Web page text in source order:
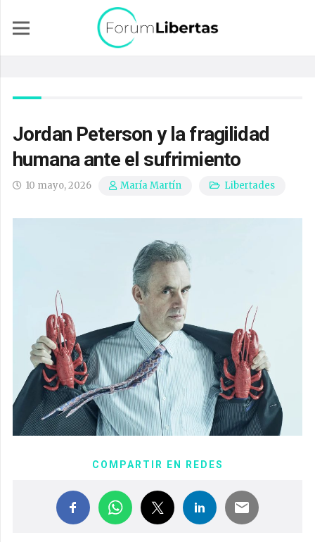
Jordan Peterson y la fragilidad
humana ante el sufrimiento
10 mayo, 2026 María Martín Libertades
COMPARTIR EN REDES